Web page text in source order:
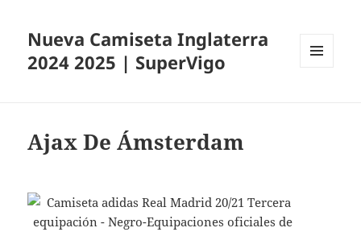
Nueva Camiseta Inglaterra
2024 2025 | SuperVigo
Ajax De Ámsterdam